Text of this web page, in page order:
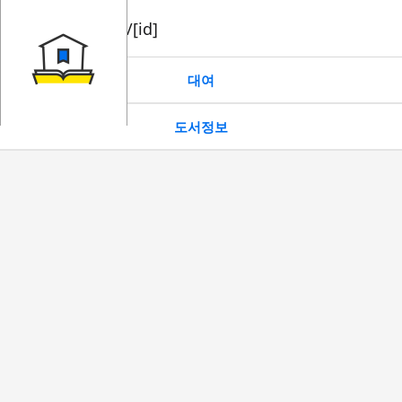
book/rent/[id]
대여
도서정보